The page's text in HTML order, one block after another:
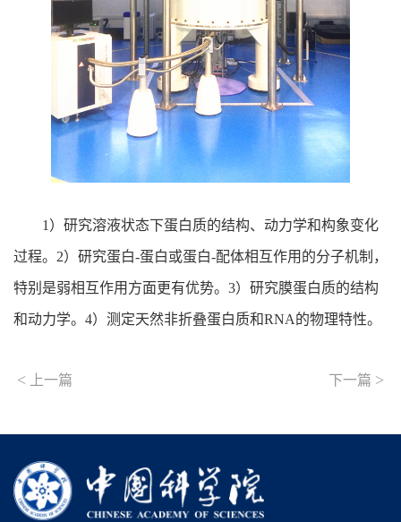
1）研究溶液状态下蛋白质的结构、动力学和构象变化
过程。2）研究蛋白-蛋白或蛋白-配体相互作用的分子机制，
特别是弱相互作用方面更有优势。3）研究膜蛋白质的结构
和动力学。4）测定天然非折叠蛋白质和RNA的物理特性。
< 上一篇 下一篇 >